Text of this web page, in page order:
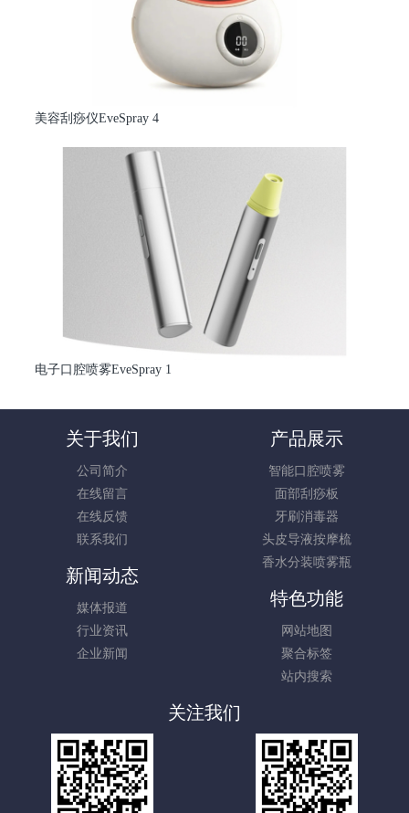
美容刮痧仪EveSpray 4
电子口腔喷雾EveSpray 1
关于我们
公司简介
在线留言
在线反馈
联系我们
产品展示
智能口腔喷雾
面部刮痧板
牙刷消毒器
头皮导液按摩梳
香水分装喷雾瓶
新闻动态
媒体报道
行业资讯
企业新闻
特色功能
网站地图
聚合标签
站内搜索
关注我们